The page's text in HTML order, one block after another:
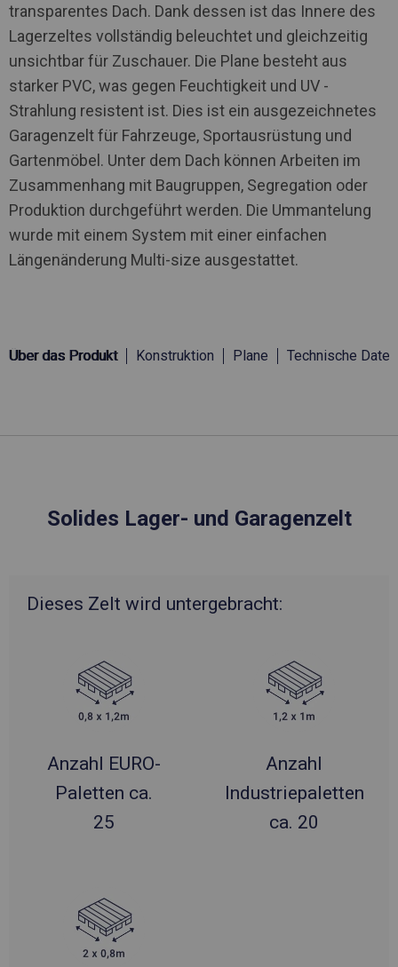
transparentes Dach. Dank dessen ist das Innere des
Lagerzeltes vollständig beleuchtet und gleichzeitig
unsichtbar für Zuschauer. Die Plane besteht aus
starker PVC, was gegen Feuchtigkeit und UV -
Strahlung resistent ist. Dies ist ein ausgezeichnetes
Garagenzelt für Fahrzeuge, Sportausrüstung und
Gartenmöbel. Unter dem Dach können Arbeiten im
Zusammenhang mit Baugruppen, Segregation oder
Produktion durchgeführt werden. Die Ummantelung
wurde mit einem System mit einer einfachen
Längenänderung Multi-size ausgestattet.
Über das Produkt Konstruktion Plane Technische Daten
Solides Lager- und Garagenzelt
Dieses Zelt wird untergebracht:
Anzahl EURO-
Paletten ca.
25
Anzahl
Industriepaletten
ca. 20